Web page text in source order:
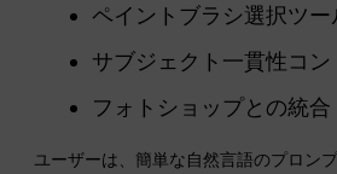
ペイントブラシ選択ツー
サブジェクト一貫性コ
フォトショップとの統合
ユーザーは、簡単な自然言語のプロン